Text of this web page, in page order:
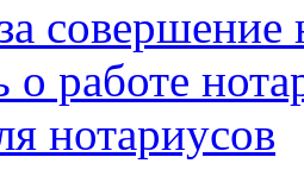
совершение
о работе
нотариусов